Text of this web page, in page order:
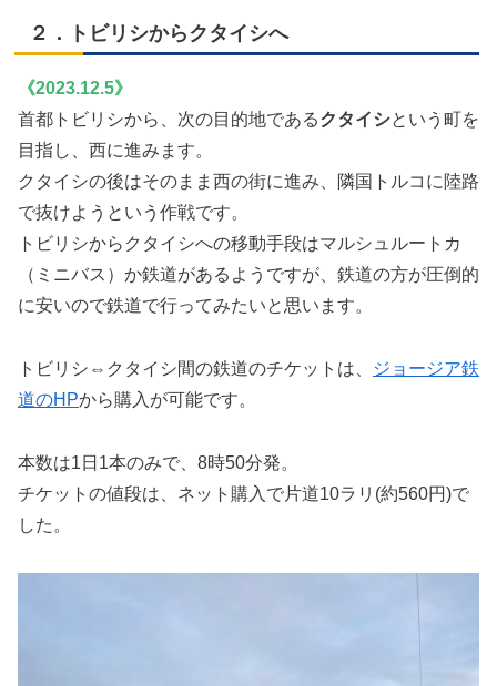
２．トビリシからクタイシへ
《2023.12.5》
首都トビリシから、次の目的地であるクタイシという町を
目指し、西に進みます。
クタイシの後はそのまま西の街に進み、隣国トルコに陸路
で抜けようという作戦です。
トビリシからクタイシへの移動手段はマルシュルートカ
（ミニバス）か鉄道があるようですが、鉄道の方が圧倒的
に安いので鉄道で行ってみたいと思います。
トビリシ⇔クタイシ間の鉄道のチケットは、
ジョージア鉄
道のHPから購入が可能です。
本数は1日1本のみで、8時50分発。
チケットの値段は、ネット購入で片道10ラリ(約560円)で
した。